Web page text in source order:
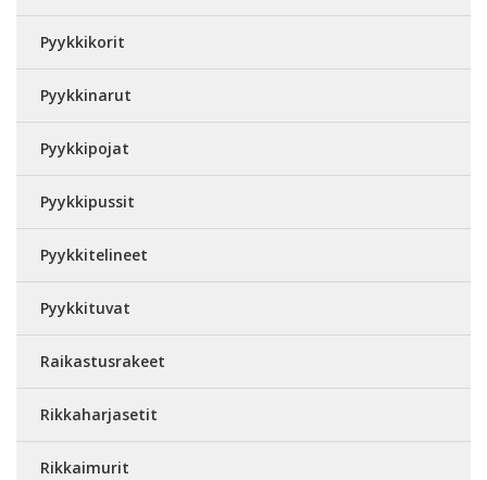
Pyykkikorit
Pyykkinarut
Pyykkipojat
Pyykkipussit
Pyykkitelineet
Pyykkituvat
Raikastusrakeet
Rikkaharjasetit
Rikkaimurit